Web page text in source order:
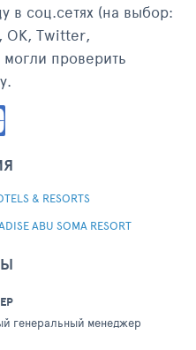
в соц.сетях (на выбор:
ОК, Twitter,
проверить
& RESORTS
ABU SOMA RESORT
генеральный менеджер